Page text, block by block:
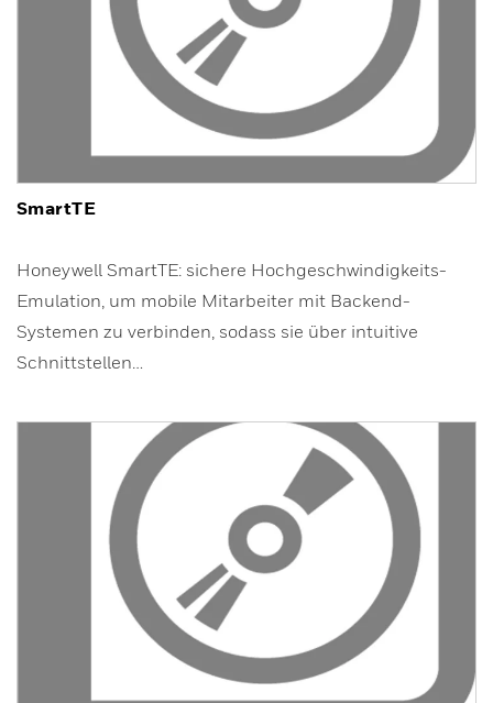
SmartTE
Honeywell SmartTE: sichere Hochgeschwindigkeits-
Emulation, um mobile Mitarbeiter mit Backend-
Systemen zu verbinden, sodass sie über intuitive
Schnittstellen…